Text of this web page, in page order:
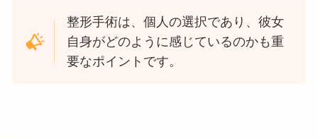
整形手術は、個人の選択であり、彼女
自身がどのように感じているのかも重
要なポイントです。